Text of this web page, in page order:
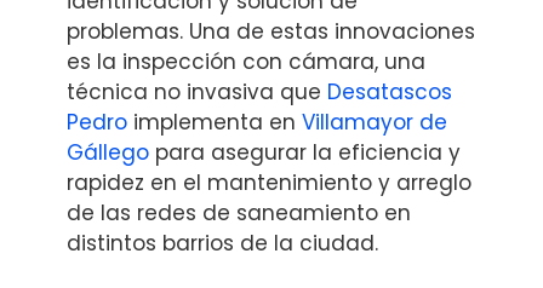
problemas. Una de estas innovaciones
es la inspección con cámara, una
técnica no invasiva que Desatascos
Pedro implementa en Villamayor de
Gállego para asegurar la eficiencia y
rapidez en el mantenimiento y arreglo
de las redes de saneamiento en
distintos barrios de la ciudad.